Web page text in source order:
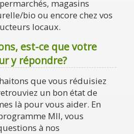
magasins
bio ou encore chez vos
locaux.
est-ce que votre
y répondre?
que vous réduisiez
un bon état de
là pour vous aider. En
MII, vous
à nos